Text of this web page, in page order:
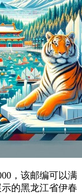
，该邮编可以满
的黑龙江省伊春